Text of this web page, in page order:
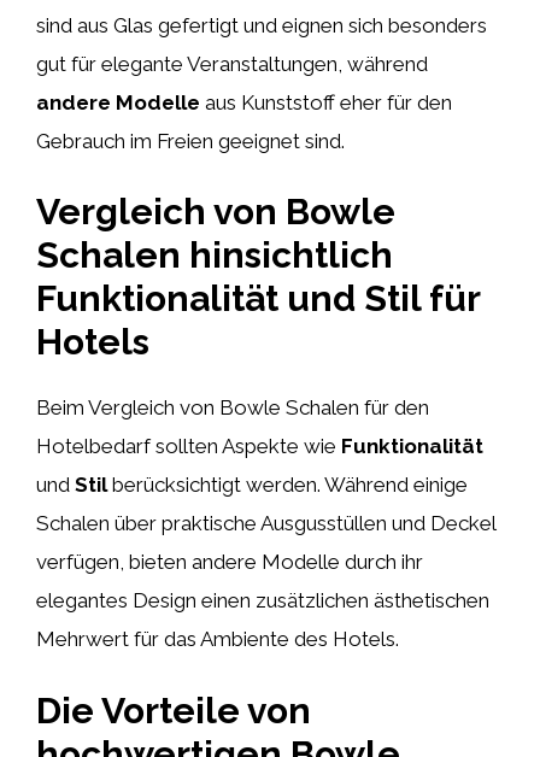
sind aus Glas gefertigt und eignen sich besonders
gut für elegante Veranstaltungen, während
andere Modelle aus Kunststoff eher für den
Gebrauch im Freien geeignet sind.
Vergleich von Bowle
Schalen hinsichtlich
Funktionalität und Stil für
Hotels
Beim Vergleich von Bowle Schalen für den
Hotelbedarf sollten Aspekte wie Funktionalität
und Stilberücksichtigt werden. Während einige
Schalen über praktische Ausgusstüllen und Deckel
verfügen, bieten andere Modelle durch ihr
elegantes Design einen zusätzlichen ästhetischen
Mehrwert für das Ambiente des Hotels.
Die Vorteile von